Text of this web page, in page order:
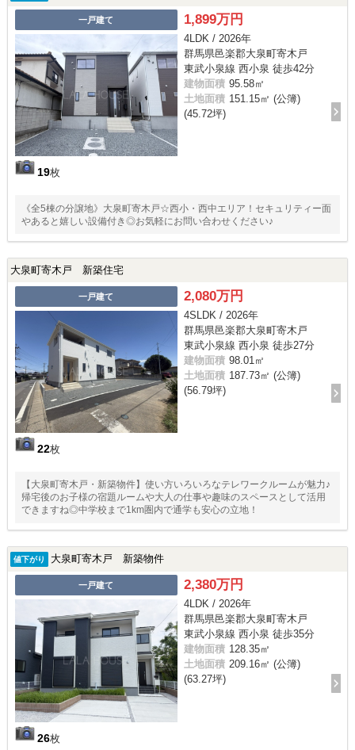
一戸建て
19枚
1,899万円
4LDK / 2026年
群馬県邑楽郡大泉町寄木戸
東武小泉線 西小泉 徒歩42分
建物面積 95.58㎡
土地面積 151.15㎡ (公簿)
(45.72坪)
《全5棟の分譲地》大泉町寄木戸☆西小・西中エリア！セキュリティー面
やあると嬉しい設備付き◎お気軽にお問い合わせください♪
大泉町寄木戸 新築住宅
一戸建て
22枚
2,080万円
4SLDK / 2026年
群馬県邑楽郡大泉町寄木戸
東武小泉線 西小泉 徒歩27分
建物面積 98.01㎡
土地面積 187.73㎡ (公簿)
(56.79坪)
【大泉町寄木戸・新築物件】使い方いろいろなテレワークルームが魅力♪
帰宅後のお子様の宿題ルームや大人の仕事や趣味のスペースとして活用
できますね◎中学校まで1km圏内で通学も安心の立地！
値下がり 大泉町寄木戸 新築物件
一戸建て
26枚
2,380万円
4LDK / 2026年
群馬県邑楽郡大泉町寄木戸
東武小泉線 西小泉 徒歩35分
建物面積 128.35㎡
土地面積 209.16㎡ (公簿)
(63.27坪)